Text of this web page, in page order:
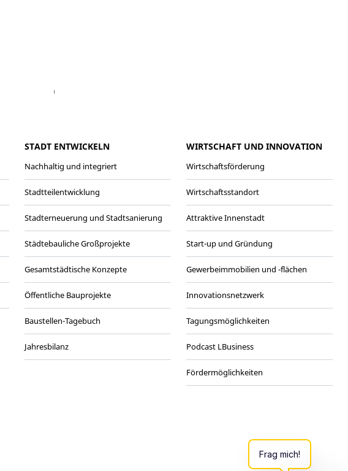
LinkedIn
STADT ENTWICKELN
Nachhaltig und integriert
Stadtteilentwicklung
Stadterneuerung und Stadtsanierung
Städtebauliche Großprojekte
Gesamtstädtische Konzepte
Öffentliche Bauprojekte
Baustellen-Tagebuch
Jahresbilanz
WIRTSCHAFT UND INNOVATION
Wirtschaftsförderung
Wirtschaftsstandort
Attraktive Innenstadt
Start-up und Gründung
Gewerbeimmobilien und -flächen
Innovationsnetzwerk
Tagungsmöglichkeiten
Podcast LBusiness
Fördermöglichkeiten